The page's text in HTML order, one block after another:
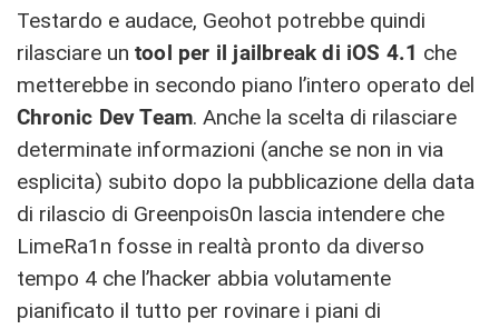
Testardo e audace, Geohot potrebbe quindi
rilasciare un tool per il jailbreak di iOS 4.1 che
metterebbe in secondo piano l’intero operato del
Chronic Dev Team. Anche la scelta di rilasciare
determinate informazioni (anche se non in via
esplicita) subito dopo la pubblicazione della data
di rilascio di Greenpois0n lascia intendere che
LimeRa1n fosse in realtà pronto da diverso
tempo 4 che l’hacker abbia volutamente
pianificato il tutto per rovinare i piani di